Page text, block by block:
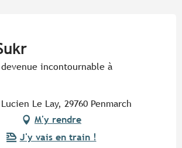
incontournable à
Le Lay, 29760 Penmarch
M'y rendre
J'y vais en train !